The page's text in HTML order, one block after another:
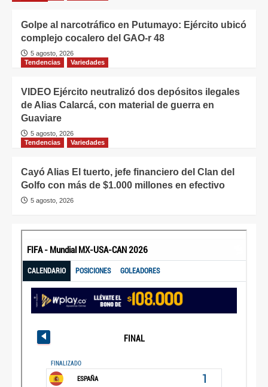
Golpe al narcotráfico en Putumayo: Ejército ubicó
complejo cocalero del GAO-r 48
5 agosto, 2026
Tendencias
Variedades
VIDEO Ejército neutralizó dos depósitos ilegales
de Alias Calarcá, con material de guerra en
Guaviare
5 agosto, 2026
Tendencias
Variedades
Cayó Alias El tuerto, jefe financiero del Clan del
Golfo con más de $1.000 millones en efectivo
5 agosto, 2026